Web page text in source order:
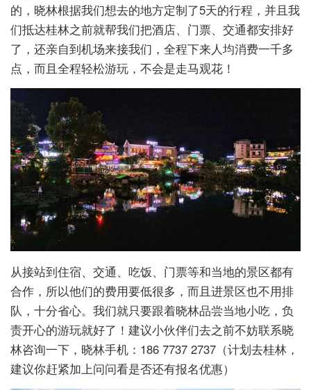
的，晓林根据我们想去的地方定制了5天的行程，并且我
们抵达桂林之前就帮我们把酒店、门票、交通都安排好
了，还亲自到机场来接我们，全程下来人均消费一千多
点，而且全程轻松游玩，不会是走马观花！
从接站到住宿、交通、吃饭、门票等和当地的景区都有
合作，所以他们的费用要低很多，而且进景区也不用排
队，十分省心。我们就只要跟着晓林品尝当地小吃，负
责开心的游玩就好了！建议小伙伴们去之前不妨联系晓
林咨询一下，晓林手机：186 7737 2737（计划去桂林，
建议你赶紧加上问问看是否还有报名优惠）